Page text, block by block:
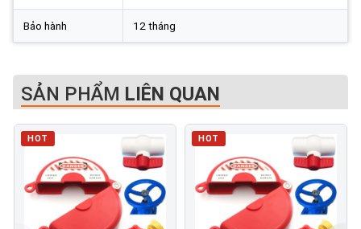
Bảo hành 12 tháng
SẢN PHẨM LIÊN QUAN
HOT HOT